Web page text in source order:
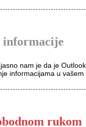
informacije
nam je da je
informacijama u
rukom